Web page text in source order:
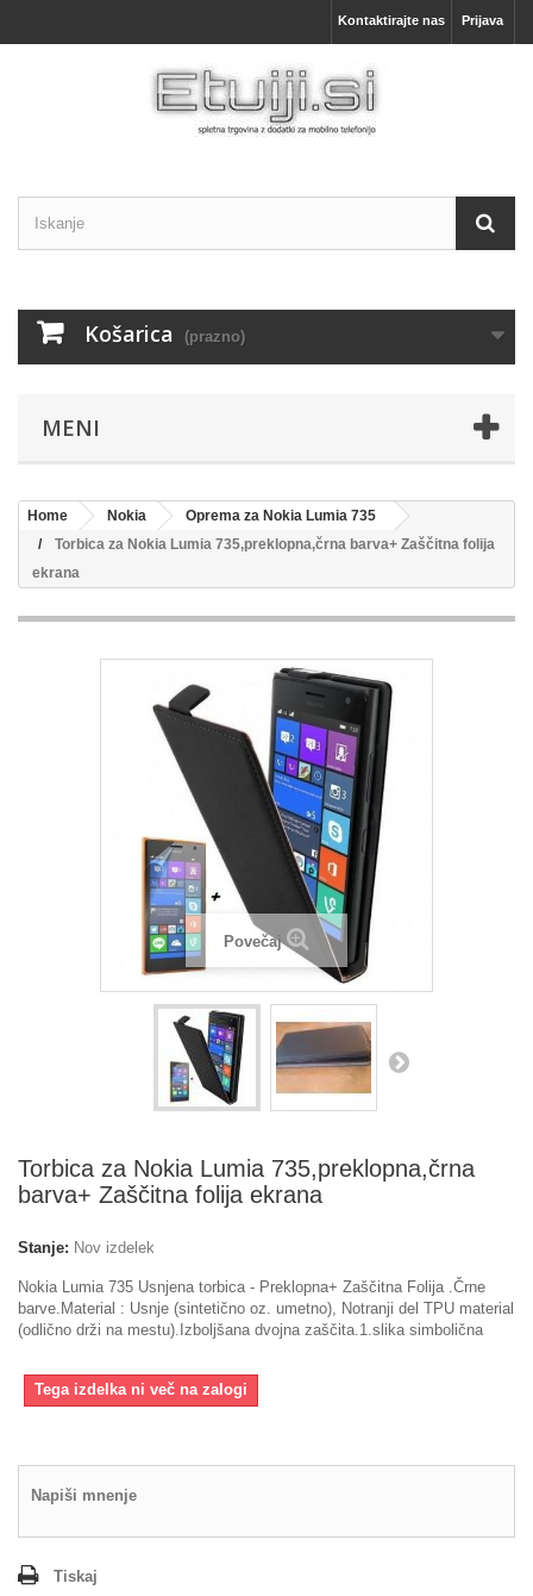
Prijava
Kontaktirajte nas
Košarica (prazno)
MENI
Home Nokia
Oprema za Nokia Lumia 735
Torbica za Nokia Lumia 735,preklopna,črna barva+ Zaščitna folija
ekrana
Povečaj
Torbica za Nokia Lumia 735,preklopna,črna
barva+ Zaščitna folija ekrana
Stanje: Nov izdelek
Nokia Lumia 735 Usnjena torbica - Preklopna+ Zaščitna Folija .Črne
barve.Material : Usnje (sintetično oz. umetno), Notranji del TPU material
(odlično drži na mestu).Izboljšana dvojna zaščita.1.slika simbolična
Tega izdelka ni več na zalogi
Napiši mnenje
Tiskaj